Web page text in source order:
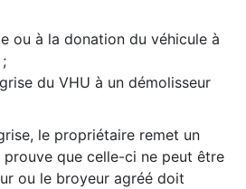
ou à la donation du véhicule à
du VHU à un démolisseur
le propriétaire remet un
que celle-ci ne peut être
ou le broyeur agréé doit